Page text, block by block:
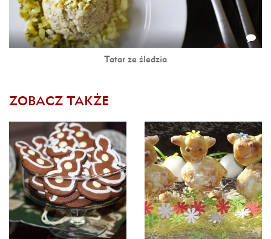
Tatar ze śledzia
ZOBACZ TAKŻE